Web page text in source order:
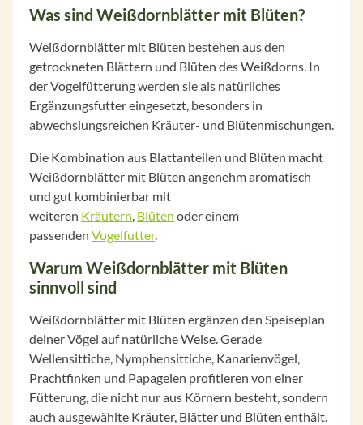
Was sind Weißdornblätter mit Blüten?
Weißdornblätter mit Blüten bestehen aus den
getrockneten Blättern und Blüten des Weißdorns. In
der Vogelfütterung werden sie als natürliches
Ergänzungsfutter eingesetzt, besonders in
abwechslungsreichen Kräuter- und Blütenmischungen.
Die Kombination aus Blattanteilen und Blüten macht
Weißdornblätter mit Blüten angenehm aromatisch
und gut kombinierbar mit
weiteren Kräutern Blüten oder einem
passenden Vogelfutter.
Warum Weißdornblätter mit Blüten
sinnvoll sind
Weißdornblätter mit Blüten ergänzen den Speiseplan
deiner Vögel auf natürliche Weise. Gerade
Wellensittiche, Nymphensittiche, Kanarienvögel,
Prachtfinken und Papageien profitieren von einer
Fütterung, die nicht nur aus Körnern besteht, sondern
auch ausgewählte Kräuter, Blätter und Blüten enthält.